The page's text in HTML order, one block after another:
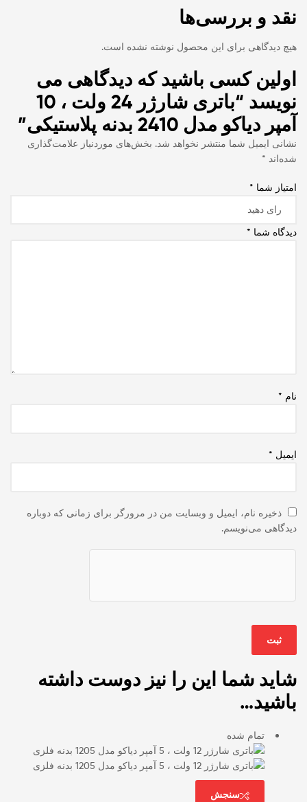
نقد و بررسی‌ها
هیچ دیدگاهی برای این محصول نوشته نشده است.
اولین کسی باشید که دیدگاهی می
نویسد “باتری شارژر 24 ولت ، 10
آمپر دیاکو مدل 2410 بدنه پلاستیکی”
نشانی ایمیل شما منتشر نخواهد شد. بخش‌های موردنیاز علامت‌گذاری
شده‌اند *
امتیاز شما *
دیدگاه شما *
نام *
ایمیل *
ذخیره نام، ایمیل و وبسایت من در مرورگر برای زمانی که دوباره
دیدگاهی می‌نویسم.
شاید شما این را نیز دوست داشته
باشید…
تمام شده
سنجش